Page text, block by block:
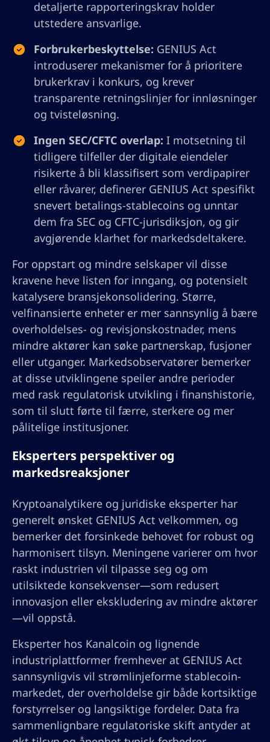
detaljerte rapporteringskrav holder
utstedere ansvarlige.
Forbrukerbeskyttelse: GENIUS Act
introduserer mekanismer for å prioritere
brukerkrav i konkurs, og krever
transparente retningslinjer for innløsninger
og tvisteløsning.
Ingen SEC/CFTC overlap: I motsetning til
tidligere tilfeller der digitale eiendeler
risikerte å bli klassifisert som verdipapirer
eller råvarer, definerer GENIUS Act spesifikt
snevert betalings-stablecoins og unntar
dem fra SEC og CFTC-jurisdiksjon, og gir
avgjørende klarhet for markedsdeltakere.
For oppstart og mindre selskaper vil disse
kravene heve listen for inngang, og potensielt
katalysere bransjekonsolidering. Større,
velfinansierte enheter er mer sannsynlig å bære
overholdelses- og revisjonskostnader, mens
mindre aktører kan søke partnerskap, fusjoner
eller utganger. Markedsobservatører bemerker
at disse utviklingene speiler andre perioder
med rask regulatorisk utvikling i finanshistorie,
som til slutt førte til færre, sterkere og mer
pålitelige institusjoner.
Eksperters perspektiver og
markedsreaksjoner
Kryptoanalytikere og juridiske eksperter har
generelt ønsket GENIUS Act velkommen, og
bemerker det forsinkede behovet for robust og
harmonisert tilsyn. Meningene varierer om hvor
raskt industrien vil tilpasse seg og om
utilsiktede konsekvenser—som redusert
innovasjon eller ekskludering av mindre aktører
—vil oppstå.
Eksperter hos Kanalcoin og lignende
industriplattformer fremhever at GENIUS Act
sannsynligvis vil strømlinjeforme stablecoin-
markedet, der overholdelse gir både kortsiktige
forstyrrelser og langsiktige fordeler. Data fra
sammenlignbare regulatoriske skift antyder at